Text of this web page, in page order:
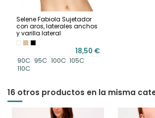
Selene Fabiola Sujetador
con aros, laterales anchos
y varilla lateral
18,50 €
90C 95C 100C 105C
110C
16 otros productos en la misma